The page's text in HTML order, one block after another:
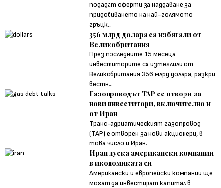
подадат оферти за наддаване за
придобиването на най-голямото
гръцк...
356 млрд долара са избягали от
Великобритания
През последните 15 месеца
инвеститорите са изтеглили от
Великобритания 356 млрд долара, разкри
вестн...
Газопроводът TAP се отвори за
нови инвеститори, включително и
от Иран
Транс-адриатическият газопровод
(TAP) е отворен за нови акционери, в
това число и Иран.
Иран пуска американски компании
в икономиката си
Американски и европейски компании ще
могат да инвестират капитал в